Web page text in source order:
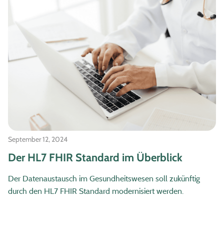
September 12, 2024
Der HL7 FHIR Standard im Überblick
Der Datenaustausch im Gesundheitswesen soll zukünftig
durch den HL7 FHIR Standard modernisiert werden.